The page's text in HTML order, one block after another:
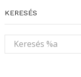
KERESÉS